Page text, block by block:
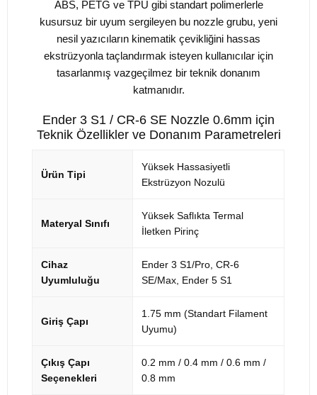
ABS, PETG ve TPU gibi standart polimerlerle
kusursuz bir uyum sergileyen bu nozzle grubu, yeni
nesil yazıcıların kinematik çevikliğini hassas
ekstrüzyonla taçlandırmak isteyen kullanıcılar için
tasarlanmış vazgeçilmez bir teknik donanım
katmanıdır.
Ender 3 S1 / CR-6 SE Nozzle 0.6mm için
Teknik Özellikler ve Donanım Parametreleri
Ürün Tipi
Yüksek Hassasiyetli
Ekstrüzyon Nozulü
Materyal Sınıfı
Yüksek Saflıkta Termal
İletken Pirinç
Cihaz
Uyumluluğu
Ender 3 S1/Pro, CR-6
SE/Max, Ender 5 S1
Giriş Çapı
1.75 mm (Standart Filament
Uyumu)
Çıkış Çapı
Seçenekleri
0.2 mm / 0.4 mm / 0.6 mm /
0.8 mm